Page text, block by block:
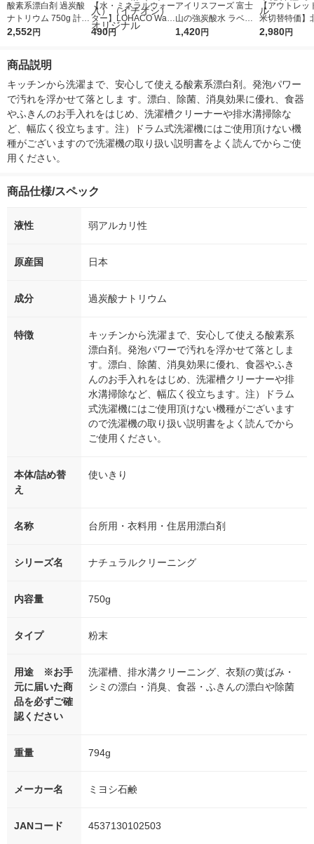
酸素系漂白剤 過炭酸
ナトリウム 750g 計量
スプーン付 1セット
2,552円
【水・ミネラルウォー
ター】LOHACO Wate
r（ロハコウォータ
490円
アイリスフーズ 富士
山の強炭酸水 ラベル
レス 500ml 1箱（24
1,420円
【アウトレッ
米切替特価】
ななつぼし 無
2,980円
商品説明
キッチンから洗濯まで、安心して使える酸素系漂白剤。発泡パワー
で汚れを浮かせて落としま す。漂白、除菌、消臭効果に優れ、食器
やふきんのお手入れをはじめ、洗濯槽クリーナーや排水溝掃除な
ど、幅広く役立ちます。注）ドラム式洗濯機にはご使用頂けない機
種がございますので洗濯機の取り扱い説明書をよく読んでからご使
用ください。
商品仕様/スペック
液性 弱アルカリ性
原産国 日本
成分 過炭酸ナトリウム
特徴
キッチンから洗濯まで、安心して使える酸素系
漂白剤。発泡パワーで汚れを浮かせて落としま
す。漂白、除菌、消臭効果に優れ、食器やふき
んのお手入れをはじめ、洗濯槽クリーナーや排
水溝掃除など、幅広く役立ちます。注）ドラム
式洗濯機にはご使用頂けない機種がございます
ので洗濯機の取り扱い説明書をよく読んでから
ご使用ください。
本体/詰め替
え
使いきり
名称 台所用・衣料用・住居用漂白剤
シリーズ名 ナチュラルクリーニング
内容量 750g
タイプ 粉末
用途 ※お手
元に届いた商
品を必ずご確
認ください
洗濯槽、排水溝クリーニング、衣類の黄ばみ・
シミの漂白・消臭、食器・ふきんの漂白や除菌
重量 794g
メーカー名 ミヨシ石鹸
JANコード 4537130102503